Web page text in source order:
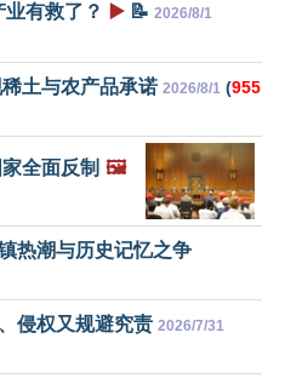
有救了？ ▶️ 📝 2026/8/1
土与农产品承诺 2026/8/1 (955
全面反制 🖼️
热潮与历史记忆之争
侵权又规避究责 2026/7/31